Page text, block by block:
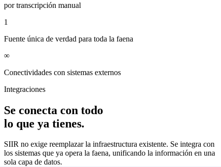
por transcripción manual
1
Fuente única de verdad para toda la faena
∞
Conectividades con sistemas externos
Integraciones
Se conecta con todo
lo que ya tienes.
SIIR no exige reemplazar la infraestructura existente. Se integra con
los sistemas que ya opera la faena, unificando la información en una
sola capa de datos.